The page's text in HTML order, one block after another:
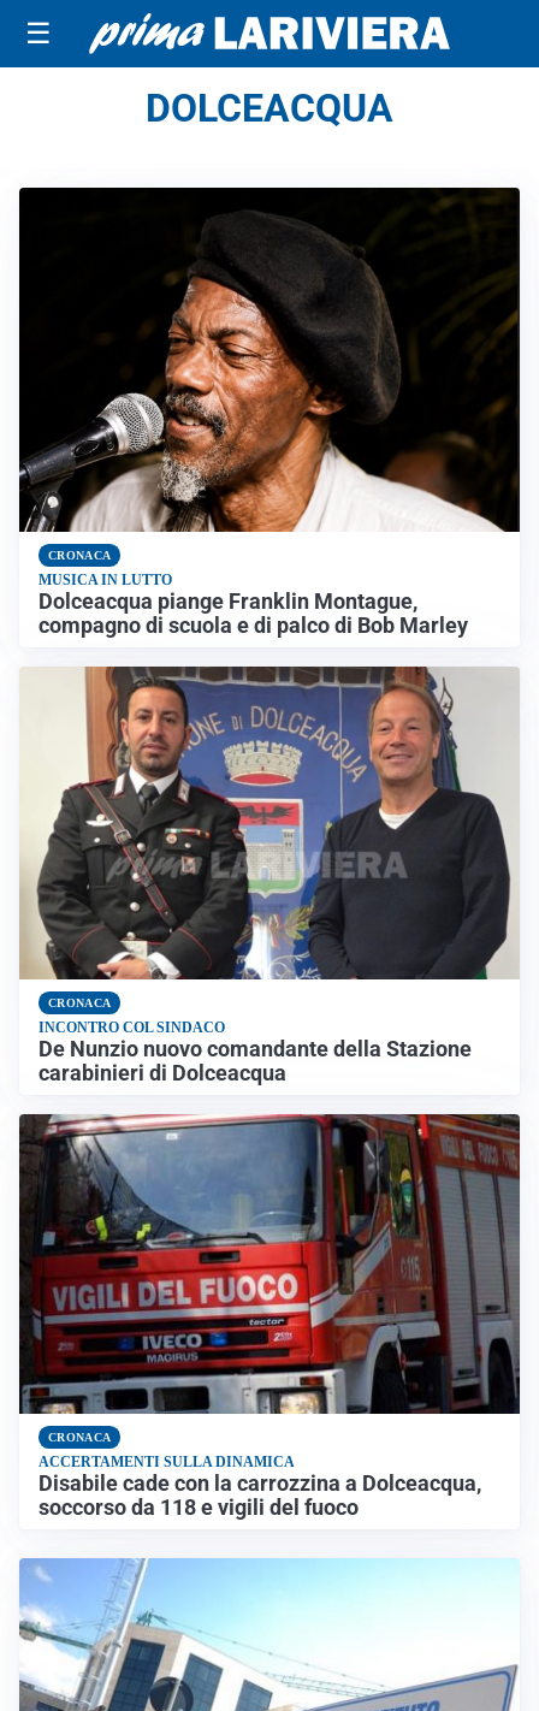
☰
DOLCEACQUA
CRONACA
MUSICA IN LUTTO
Dolceacqua piange Franklin Montague,
compagno di scuola e di palco di Bob Marley
CRONACA
INCONTRO COL SINDACO
De Nunzio nuovo comandante della Stazione
carabinieri di Dolceacqua
CRONACA
ACCERTAMENTI SULLA DINAMICA
Disabile cade con la carrozzina a Dolceacqua,
soccorso da 118 e vigili del fuoco